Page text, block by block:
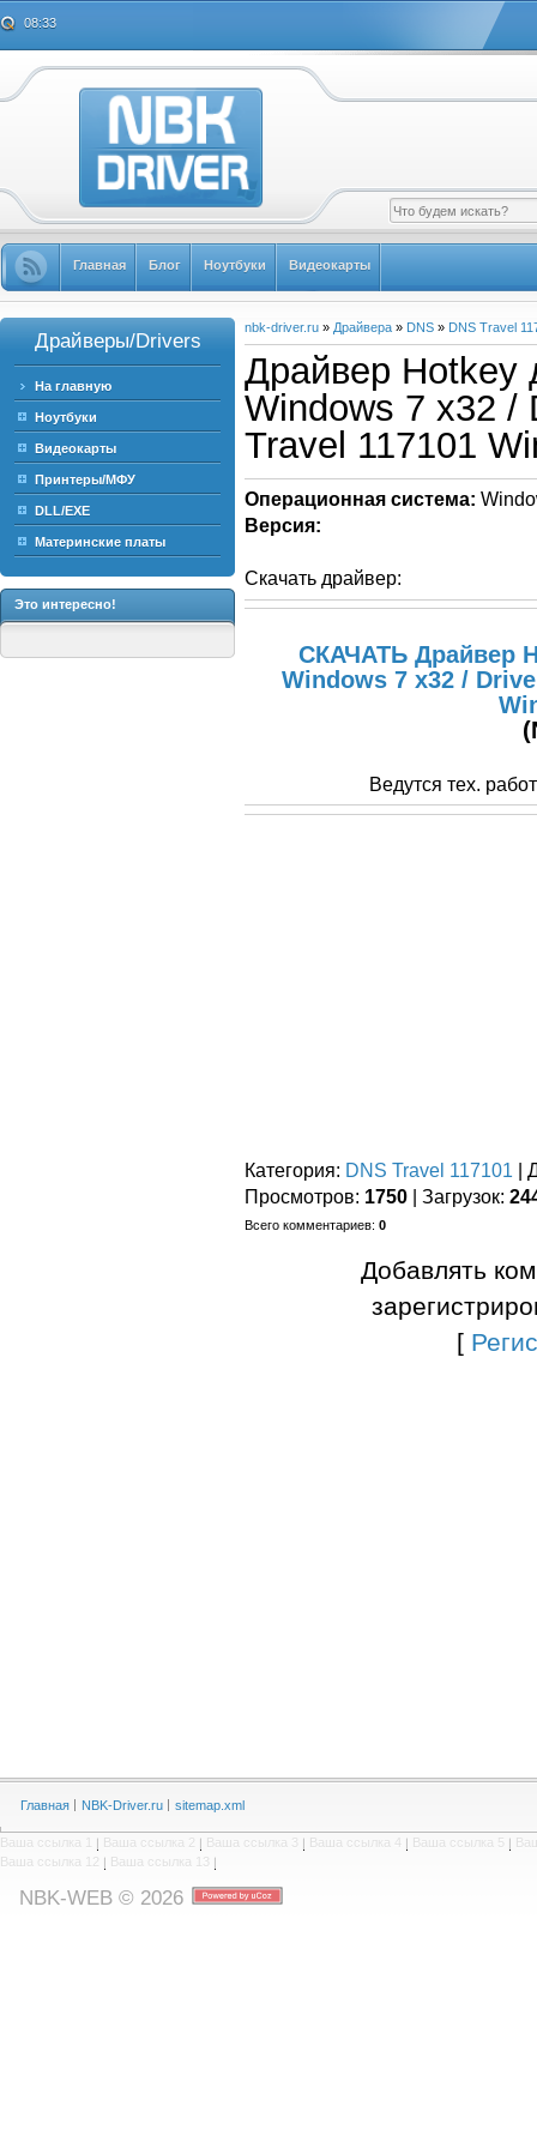
08:33
Главная Блог Ноутбуки Видеокарты
Драйверы/Drivers
На главную
Ноутбуки
Видеокарты
Принтеры/МФУ
DLL/EXE
Материнские платы
Это интересно!
nbk-driver.ru » Драйвера » DNS » DNS Travel
Драйвер Hotkey
Windows 7 x32 /
Travel 117101
Операционная система:
Версия:
Скачать драйвер:
СКАЧАТЬ Драйвер
Windows 7 x32 /
Ведутся тех.
Категория: DNS Travel 117101
Просмотров: 1750 Загрузок:
Всего комментариев: 0
Добавлять
[
Главная NBK-Driver.ru sitemap.xml
Ваша ссылка 1 | Ваша ссылка 2 | Ваша ссылка 3 | Ваша ссылка 4 | Ваша ссылка 5 |
Ваша ссылка 12 | Ваша ссылка 13 |
NBK-WEB © 2026